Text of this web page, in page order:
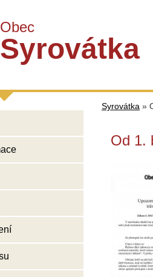
Obec
Syrovátka
Syrovátka »
Od 1.